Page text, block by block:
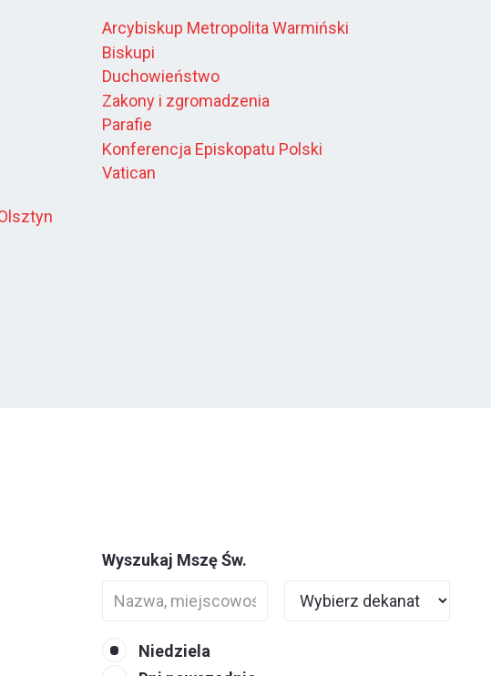
Arcybiskup Metropolita Warmiński
Biskupi
Duchowieństwo
Zakony i zgromadzenia
Parafie
Konferencja Episkopatu Polski
Vatican
Wyszukaj Mszę Św.
Niedziela